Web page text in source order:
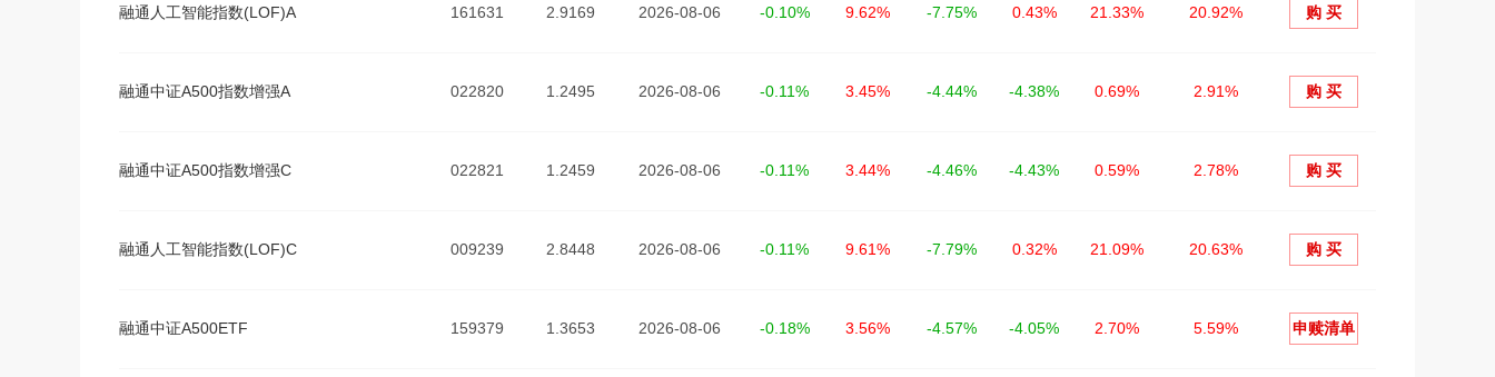
融通人工智能指数(LOF)A 161631 2.9169 2026-08-06 -0.10% 9.62% -7.75% 0.43% 21.33% 20.92% 购 买
融通中证A500指数增强A 022820 1.2495 2026-08-06 -0.11% 3.45% -4.44% -4.38% 0.69% 2.91% 购 买
融通中证A500指数增强C 022821 1.2459 2026-08-06 -0.11% 3.44% -4.46% -4.43% 0.59% 2.78% 购 买
融通人工智能指数(LOF)C 009239 2.8448 2026-08-06 -0.11% 9.61% -7.79% 0.32% 21.09% 20.63% 购 买
融通中证A500ETF 159379 1.3653 2026-08-06 -0.18% 3.56% -4.57% -4.05% 2.70% 5.59% 申赎清单